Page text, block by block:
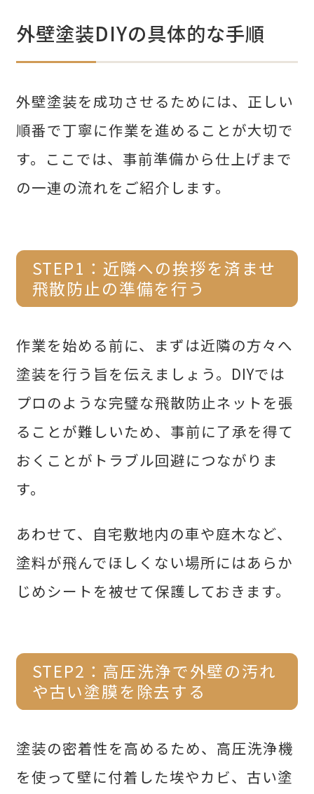
外壁塗装DIYの具体的な手順
外壁塗装を成功させるためには、正しい
順番で丁寧に作業を進めることが大切で
す。ここでは、事前準備から仕上げまで
の一連の流れをご紹介します。
STEP1：近隣への挨拶を済ませ
飛散防止の準備を行う
作業を始める前に、まずは近隣の方々へ
塗装を行う旨を伝えましょう。DIYでは
プロのような完璧な飛散防止ネットを張
ることが難しいため、事前に了承を得て
おくことがトラブル回避につながりま
す。
あわせて、自宅敷地内の車や庭木など、
塗料が飛んでほしくない場所にはあらか
じめシートを被せて保護しておきます。
STEP2：高圧洗浄で外壁の汚れ
や古い塗膜を除去する
塗装の密着性を高めるため、高圧洗浄機
を使って壁に付着した埃やカビ、古い塗